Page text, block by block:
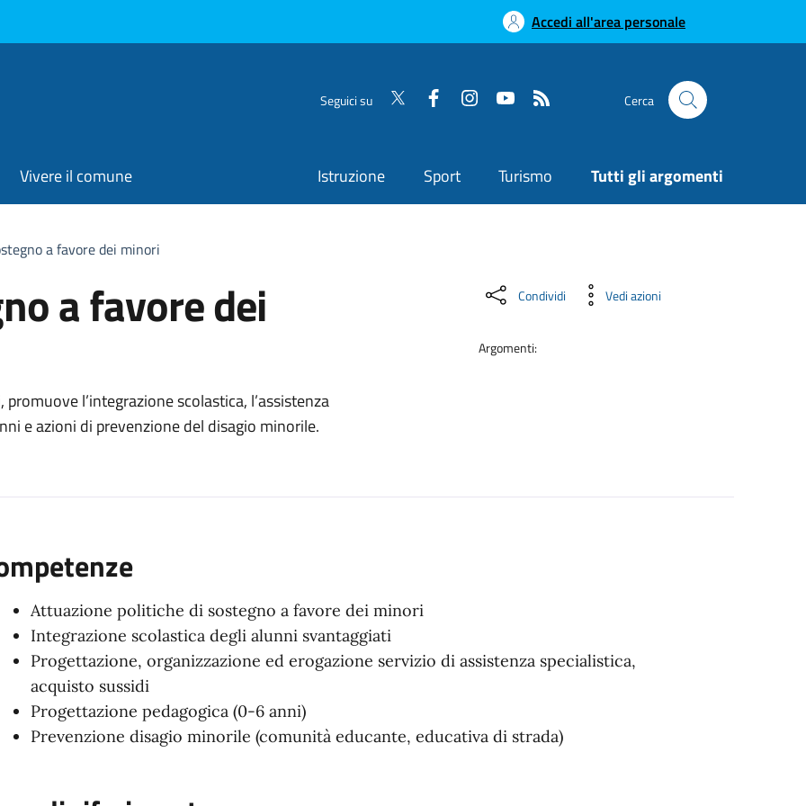
Accedi all'area personale
Seguici su Cerca
Vivere il comune Istruzione Sport Turismo Tutti gli argomenti
a favore dei minori
a favore dei
l’integrazione scolastica, l’assistenza
e azioni di prevenzione del disagio minorile.
Condividi Vedi azioni
Argomenti:
Attuazione politiche di sostegno a favore dei minori
Integrazione scolastica degli alunni svantaggiati
Progettazione, organizzazione ed erogazione servizio di assistenza specialistica,
acquisto sussidi
Progettazione pedagogica (0-6 anni)
Prevenzione disagio minorile (comunità educante, educativa di strada)